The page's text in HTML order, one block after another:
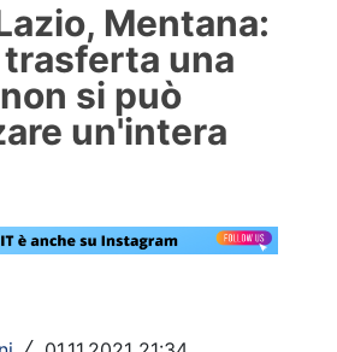
Mentana:
una
si può
un'intera